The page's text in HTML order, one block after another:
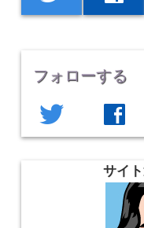
フォローする
twitter facebook
サイ